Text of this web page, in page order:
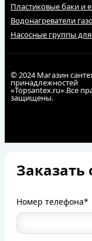
Пластиковые баки и
Водонагреватели
Насосные группы
© 2024 Магазин
принадлежностей
«Topsantex.ru».Все
защищены.
Заказать
Номер телефона*